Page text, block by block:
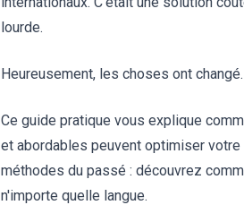
lourde.
Heureusement, les choses ont changé.
Ce guide pratique vous explique
et abordables peuvent optimiser
méthodes du passé : découvrez
n'importe quelle langue.